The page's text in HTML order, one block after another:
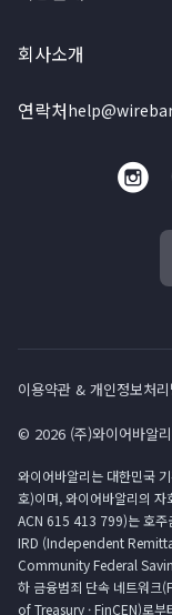
회사소개
연락처
이용약관 & 개인정보처리
© 2026 (주)와이어바알
와이어바알리는 대한민국
호)이며, 와이어바알리의
ACN 615 413 799)는 호주
IRD (Independent
Community Federal
하 금융범죄 단속 네트워
of Treasury · FinCEN)로부